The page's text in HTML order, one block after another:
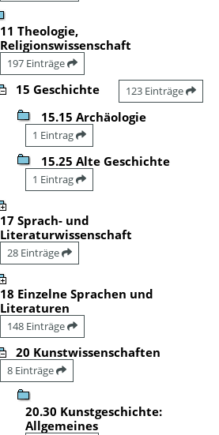
11 Theologie,
Religionswissenschaft
197 Einträge
15 Geschichte 123 Einträge
15.15 Archäologie
1 Eintrag
15.25 Alte Geschichte
1 Eintrag
17 Sprach- und
Literaturwissenschaft
28 Einträge
18 Einzelne Sprachen und
Literaturen
148 Einträge
20 Kunstwissenschaften
8 Einträge
20.30 Kunstgeschichte:
Allgemeines